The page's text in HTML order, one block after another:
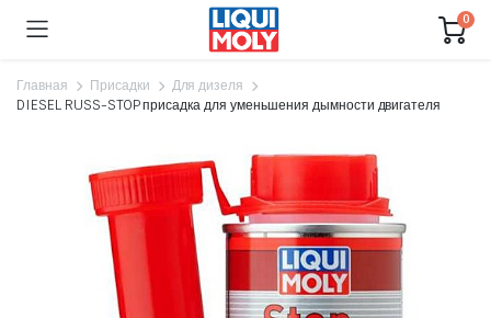
0
Главная Присадки
Для дизеля
DIESEL RUSS-STOP присадка для уменьшения дымности двигателя